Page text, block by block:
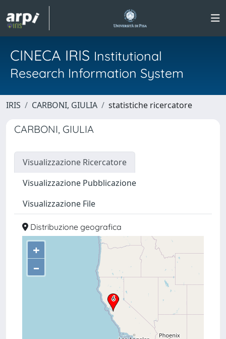
CINECA IRIS Institutional
Research Information System
IRIS CARBONI, GIULIA statistiche ricercatore
CARBONI, GIULIA
Visualizzazione Ricercatore
Visualizzazione Pubblicazione
Visualizzazione File
Distribuzione geografica
+
–